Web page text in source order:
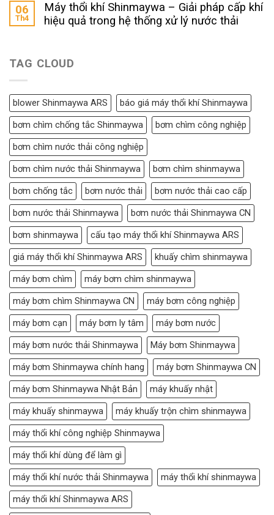
06
Th4
Máy thổi khí Shinmaywa – Giải pháp cấp khí
hiệu quả trong hệ thống xử lý nước thải
TAG CLOUD
blower Shinmaywa ARS
báo giá máy thổi khí Shinmaywa
bơm chìm chống tắc Shinmaywa
bơm chìm công nghiệp
bơm chìm nước thải công nghiệp
bơm chìm nước thải Shinmaywa
bơm chìm shinmaywa
bơm chống tắc
bơm nước thải
bơm nước thải cao cấp
bơm nước thải Shinmaywa
bơm nước thải Shinmaywa CN
bơm shinmaywa
cấu tạo máy thổi khí Shinmaywa ARS
giá máy thổi khí Shinmaywa ARS
khuấy chìm shinmaywa
máy bơm chìm
máy bơm chìm shinmaywa
máy bơm chìm Shinmaywa CN
máy bơm công nghiệp
máy bơm cạn
máy bơm ly tâm
máy bơm nước
máy bơm nước thải Shinmaywa
Máy bơm Shinmaywa
máy bơm Shinmaywa chính hang
máy bơm Shinmaywa CN
máy bơm Shinmaywa Nhật Bản
máy khuấy nhật
máy khuấy shinmaywa
máy khuấy trộn chìm shinmaywa
máy thổi khí công nghiệp Shinmaywa
máy thổi khí dùng để làm gì
máy thổi khí nước thải Shinmaywa
máy thổi khí shinmaywa
máy thổi khí Shinmaywa ARS